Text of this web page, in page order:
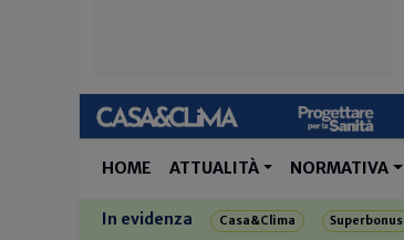
HOME ATTUALITÀ NORMATIVA
In evidenza Casa&Clima Superbonus